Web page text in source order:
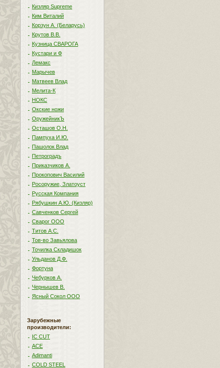
Кизляр Supreme
Ким Виталий
Корзун А. (Беларусь)
Крутов В.В.
Кузница СВАРОГА
Кустари и Ф
Лемакс
Марычев
Матвеев Влад
Мелита-К
НОКС
Окские ножи
ОружейникЪ
Осташов О.Н.
Пампуха И.Ю.
Пашолок Влад
Петроградъ
Приказчиков А.
Прокопович Василий
Росоружие, Златоуст
Русская Компания
Рябушкин А.Ю. (Кизляр)
Савченков Сергей
Сварог ООО
Титов А.С.
Тов-во Завьялова
Точилка Складишок
Ульданов Д.Ф.
Фортуна
Чебурков А.
Чернышев В.
Ясный Сокол ООО
Зарубежные
производители:
IC CUT
ACE
Adimanti
COLD STEEL